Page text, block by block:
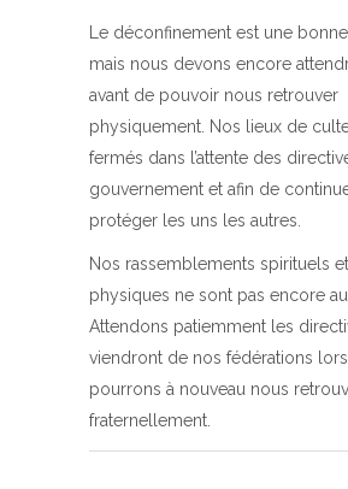
Le déconfinement est une
mais nous devons encore
avant de pouvoir nous retrouver
physiquement. Nos lieux de
fermés dans l’attente des
gouvernement et afin de
protéger les uns les autres.
Nos rassemblements spirituels
physiques ne sont pas encore
Attendons patiemment les
viendront de nos fédérations
pourrons à nouveau nous
fraternellement.